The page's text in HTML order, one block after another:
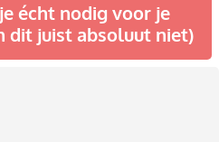
écht nodig voor je
dit juist absoluut niet)